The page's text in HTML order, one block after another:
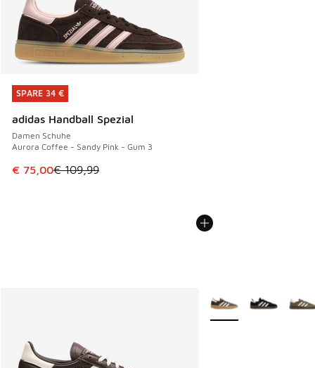
SPARE 34 €
adidas Handball Spezial
Damen Schuhe
Aurora Coffee - Sandy Pink - Gum 3
Dieser Artikel ist im Sale. Der Preis ist von € 109,99 auf €
€ 75,00€ 109,99
SPARE 34 €
Weitere Farben